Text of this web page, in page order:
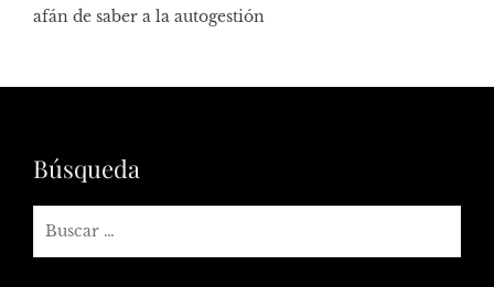
afán de saber a la autogestión
Búsqueda